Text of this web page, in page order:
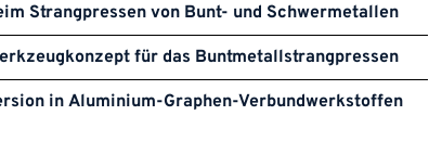
Strangpressen von Bunt- und Schwermetallen
für das Buntmetallstrangpressen
in Aluminium-Graphen-Verbundwerkstoffen